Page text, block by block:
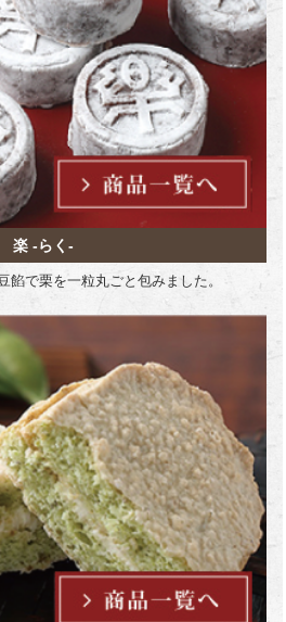
楽 -らく-
餡で栗を一粒丸ごと包みました。